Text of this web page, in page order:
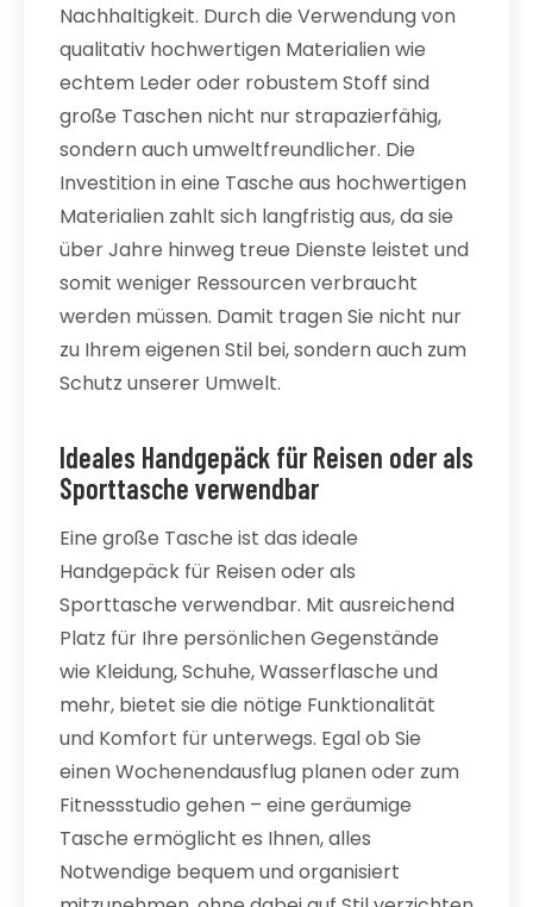
Nachhaltigkeit. Durch die Verwendung von
qualitativ hochwertigen Materialien wie
echtem Leder oder robustem Stoff sind
große Taschen nicht nur strapazierfähig,
sondern auch umweltfreundlicher. Die
Investition in eine Tasche aus hochwertigen
Materialien zahlt sich langfristig aus, da sie
über Jahre hinweg treue Dienste leistet und
somit weniger Ressourcen verbraucht
werden müssen. Damit tragen Sie nicht nur
zu Ihrem eigenen Stil bei, sondern auch zum
Schutz unserer Umwelt.
Ideales Handgepäck für Reisen oder als
Sporttasche verwendbar
Eine große Tasche ist das ideale
Handgepäck für Reisen oder als
Sporttasche verwendbar. Mit ausreichend
Platz für Ihre persönlichen Gegenstände
wie Kleidung, Schuhe, Wasserflasche und
mehr, bietet sie die nötige Funktionalität
und Komfort für unterwegs. Egal ob Sie
einen Wochenendausflug planen oder zum
Fitnessstudio gehen – eine geräumige
Tasche ermöglicht es Ihnen, alles
Notwendige bequem und organisiert